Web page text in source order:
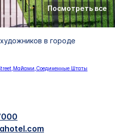
в городе
Посмотреть все